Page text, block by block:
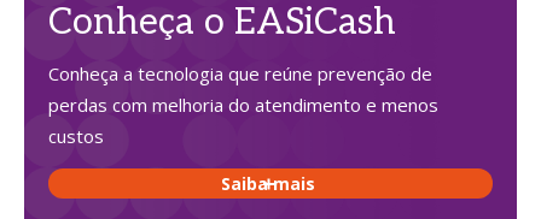
Conheça o EASiCash
Conheça a tecnologia que reúne prevenção de
perdas com melhoria do atendimento e menos
custos
Saiba mais